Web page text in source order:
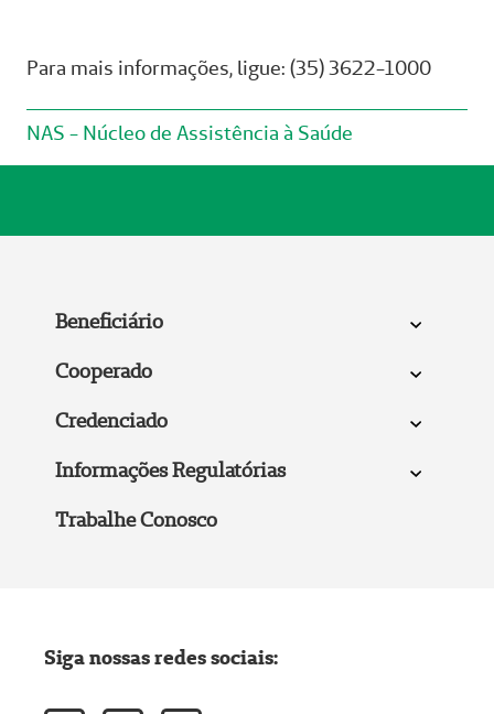
Para mais informações, ligue: (35) 3622-1000
NAS - Núcleo de Assistência à Saúde
Beneficiário
Cooperado
Credenciado
Informações Regulatórias
Trabalhe Conosco
Siga nossas redes sociais: